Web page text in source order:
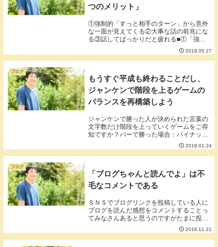
つのメリット」
①強制的「すっと相手のターン」から意外
な一面が見えてくる②大事な話の前兆にな
る③話してばっかりだと疲れる■①「強制
的すっと相手のターン」から意外な一面見
えてくる沈黙したときにめっちゃ話す人も
いれば一緒に沈黙する人もいれば変わらな
2019.05.27
ブログ
もうすぐ平成も終わることだし、
ジャンケンで階段を上るゲームの
バランスを再構築しよう
ジャンケンで勝った人が決められた言葉の
文字数だけ階段を上っていくゲームをご存
知ですか？パーで勝った場合：パイナップ
ル（6文字）チョキで勝った場合：チョコ
レート（6文字）グーで買った場合；グリ
コ（3文字・・・）■グーだけ冷遇されてい
2019.01.24
ブログ
「ブログちゃんと読んでよ」は不
毛なコメントである
ＳＮＳでブログリンクを投稿している人に
ブログを読んだ感想をコメントすることっ
てみなさんあると思うのですがたまに投稿
している方から「ブログちゃんと読んで
る？」「ちゃんとブログを読んでくれれば
そういうコメントはしないはずなんだけ
2018.11.21